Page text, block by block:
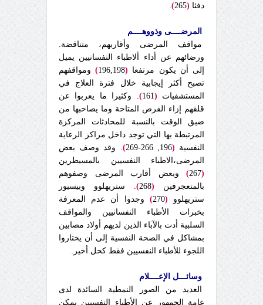
دفئا (
265
)
المرضــــى وذووهــــم
مواقف المرضى وأقاربهم، متناقضة.
ورضائهم عن أداء ألاطباء النفسانيين يميل
إلى أن يكون مرتفعا (
196,198
) ومواقفهم
تصبح أكثر إيجابية خلال فترة العلاج في
المستشفيات (
161
) . وكثيرا ما يعربوا عن
قلقهم إزاء الفرص المتاحة وما يصاحبها من
ضيق الوقت بالنسبة للمحادثات المركزة
المرتبطة بها التي توجد داخل مراكز الرعاية
النفسية (
196, 266-269
) . وقد وصف بعض
المرضى،الاطباء النفسيين بالمسيطرين
(
267
) وبعض أقارب المرضى وصفوهم
بالمتعجرفين (
268
) . ستريهلوو وبيسيور
ستريهلوو (
270
) وجدوا أن عدم المعرفة
بخبرات الأطباء النفسانيين والمواقف
السلبية أدت بالآباء الذين لديهم أولاد مصابين
بمشاكل في الصحة النفسية إلى أن يختاروا
اللجوء للأطباء النفسيين فقط كحل أخير.
وسائـــل الإعــــلام
العديد من الصور النمطية السائدة لدى
عامة الجمهور عن الأطباء النفسيين يمكن